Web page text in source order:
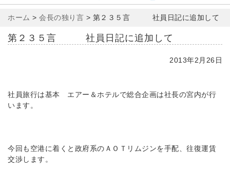
ホーム > 会長の独り言 > 第２３５言 社員日記に追加して
第２３５言 社員日記に追加して
2013年2月26日
社員旅行は基本 エアー＆ホテルで総合企画は社長の宮内が行
います。
今回も空港に着くと政府系のＡＯＴリムジンを手配、往復運賃
交渉します。